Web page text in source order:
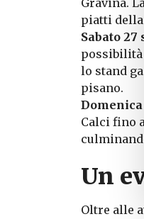
piatti
Sabato 27
possibilità
lo stand
pisano.
Calci fino
Un
Oltre alle